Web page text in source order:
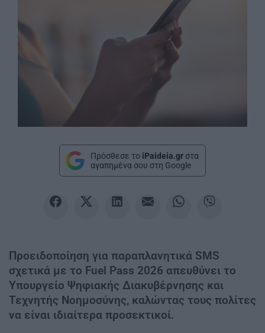
Πρόσθεσε το iPaideia.gr στα
αγαπημένα σου στη Google
Προειδοποίηση για παραπλανητικά SMS
σχετικά με το Fuel Pass 2026 απευθύνει το
Υπουργείο Ψηφιακής Διακυβέρνησης και
Τεχνητής Νοημοσύνης, καλώντας τους πολίτες
να είναι ιδιαίτερα προσεκτικοί.